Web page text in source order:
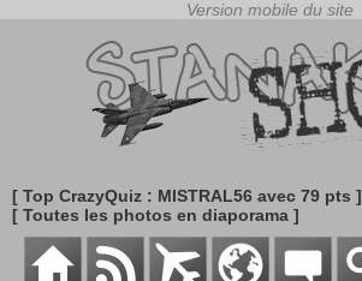
[ Top CrazyQuiz : MISTRAL56 avec 79 pts ]
[ Toutes les photos en diaporama ]